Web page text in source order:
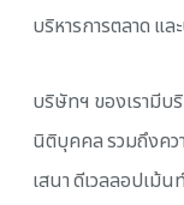
บริหารการตลาด แ
บริษัทฯ ของเรามีบ
นิติบุคคล รวมถึงคว
เสนา ดีเวลลอปเม้